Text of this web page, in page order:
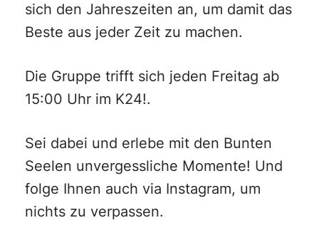
sich den Jahreszeiten an, um damit das
Beste aus jeder Zeit zu machen.
Die Gruppe trifft sich jeden Freitag ab
15:00 Uhr im K24!.
Sei dabei und erlebe mit den Bunten
Seelen unvergessliche Momente! Und
folge Ihnen auch via Instagram, um
nichts zu verpassen.